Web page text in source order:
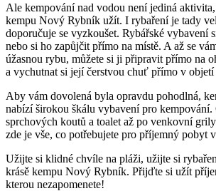
Ale kempování nad vodou není jediná
kempu Nový Rybník užít. I rybaření je tady
doporučuje se vyzkoušet. Rybářské vybavení
nebo si ho zapůjčit přímo na místě. A až se
úžasnou rybu, můžete si ji připravit přímo na
a vychutnat si její čerstvou chuť přímo v
Aby vám dovolená byla opravdu pohodlná,
nabízí širokou škálu vybavení pro kempování.
sprchových koutů a toalet až po venkovní
zde je vše, co potřebujete pro příjemný pobyt
Užijte si klidné chvíle na pláži, užijte si
krásě kempu Nový Rybník. Přijďte si užít
kterou nezapomenete!